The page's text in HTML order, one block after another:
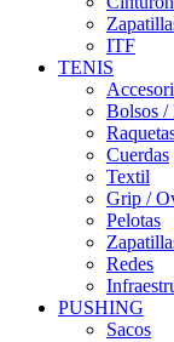
ITF
TENIS
Bolsos /
Cuerdas
Textil
Grip /
Pelotas
Redes
PUSHING
Sacos